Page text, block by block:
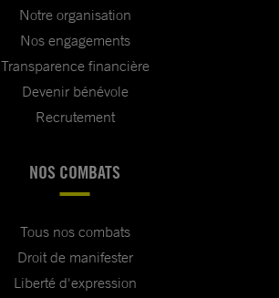
Notre organisation
Nos engagements
Transparence financière
Devenir bénévole
Recrutement
NOS COMBATS
Tous nos combats
Droit de manifester
Liberté d'expression